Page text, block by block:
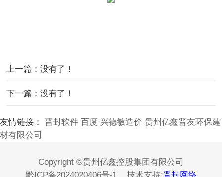
上一篇：没有了！
下一篇：没有了！
友情链接： 晋封软件 百度 兴德敏造价 贵州亿鑫晋友环保建
材有限公司
Copyright ©贵州亿鑫控股集团有限公司
黔ICP备2024020406号-1
技术支持:晋封网络